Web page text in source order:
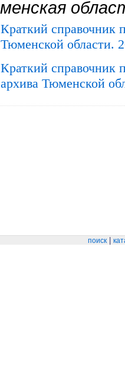
Краткий справочник
Тюменской области.
Краткий справочник
архива Тюменской
поиск